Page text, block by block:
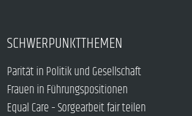
SCHWERPUNKTTHEMEN
Parität in Politik und Gesellschaft
Frauen in Führungspositionen
Equal Care – Sorgearbeit fair teilen